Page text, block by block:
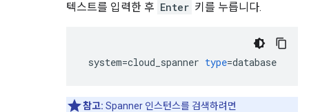
텍스트를 입력한 후 Enter 키를 누릅니다.
system=cloud_spanner type=database
참고: Spanner 인스턴스를 검색하려면